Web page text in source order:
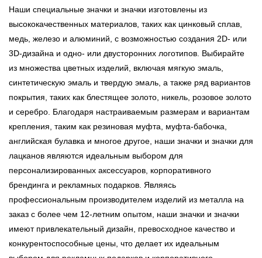
Наши специальные значки и значки изготовлены из
высококачественных материалов, таких как цинковый сплав,
медь, железо и алюминий, с возможностью создания 2D- или
3D-дизайна и одно- или двусторонних логотипов. Выбирайте
из множества цветных изделий, включая мягкую эмаль,
синтетическую эмаль и твердую эмаль, а также ряд вариантов
покрытия, таких как блестящее золото, никель, розовое золото
и серебро. Благодаря настраиваемым размерам и вариантам
крепления, таким как резиновая муфта, муфта-бабочка,
английская булавка и многое другое, наши значки и значки для
лацканов являются идеальным выбором для
персонализированных аксессуаров, корпоративного
брендинга и рекламных подарков. Являясь
профессиональным производителем изделий из металла на
заказ с более чем 12-летним опытом, наши значки и значки
имеют привлекательный дизайн, превосходное качество и
конкурентоспособные цены, что делает их идеальным